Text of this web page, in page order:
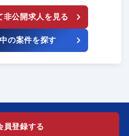
非公開求人を見る
の案件を探す
員登録する